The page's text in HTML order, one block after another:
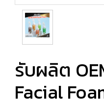
รับผลิต
Facial